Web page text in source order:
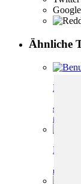
Ähnliche
Neuer
in Kenia